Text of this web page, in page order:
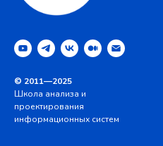
© 2011—2025
Школа анализа и
проектирования
информационных систем